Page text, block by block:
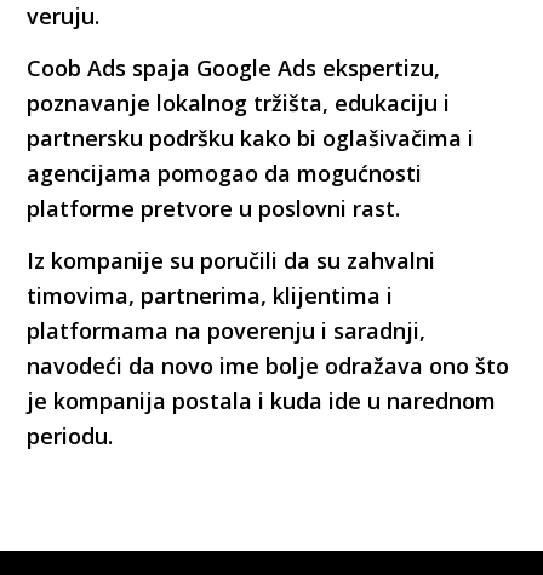
veruju.
Coob Ads spaja Google Ads ekspertizu,
poznavanje lokalnog tržišta, edukaciju i
partnersku podršku kako bi oglašivačima i
agencijama pomogao da mogućnosti
platforme pretvore u poslovni rast.
Iz kompanije su poručili da su zahvalni
timovima, partnerima, klijentima i
platformama na poverenju i saradnji,
navodeći da novo ime bolje odražava ono što
je kompanija postala i kuda ide u narednom
periodu.